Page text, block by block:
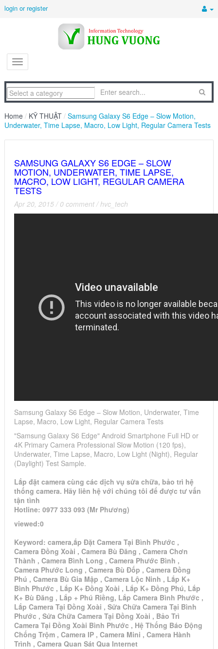
login or register
Home / KỸ THUẬT / Samsung Galaxy S6 Edge – Slow Motion,
Underwater, Time Lapse, Macro, Low Light, Regular Camera Tests
SAMSUNG GALAXY S6 EDGE – SLOW
MOTION, UNDERWATER, TIME LAPSE,
MACRO, LOW LIGHT, REGULAR CAMERA
TESTS
Apr 20, 2015 / 0 comment /hvc_tech
Samsung Galaxy S6 Edge – Slow Motion, Underwater, Time
Lapse, Macro, Low Light, Regular Camera Tests
"Samsung Galaxy S6 Edge" Android Smartphone Full HD or
4K Primary Camera Professional Slow Motion (120 fps),
Underwater, Time Lapse, Macro, Low Light (Night), Regular
(Daylight) Test Sample.
Lắp đặt camera cùng các dịch vụ sửa chữa, bảo trì hệ
thống camera. Hãy liên hệ với chúng tôi để được tư vấn
tận tình
Hotline: 0977 333 093 (Mr Phương)
viewed:0
Keyword: camera,ắp Đặt Camera Tại Bình Phước ,
Camera Đồng Xoài , Camera Bù Đăng , Camera Chơn
Thành , Camera Bình Long , Camera Phước Bình ,
Camera Phước Long , Camera Bù Đốp , Camera Đồng
Phú , Camera Bù Gia Mập , Camera Lộc Ninh , Lắp K+
Bình Phước , Lắp K+ Đồng Xoài , Lắp K+ Đồng Phú, Lắp
K+ Bù Đăng , Lắp + Phú Riềng, Lắp Camera Bình Phước ,
Lắp Camera Tại Đồng Xoài , Sửa Chữa Camera Tại Bình
Phước , Sửa Chữa Camera Tại Đồng Xoài , Bảo Trì
Camera Tại Đồng Xoài Bình Phước , Hệ Thống Báo Động
Chống Trộm , Camera IP , Camera Mini , Camera Hành
Trình , Camera Quan Sát Qua Internet